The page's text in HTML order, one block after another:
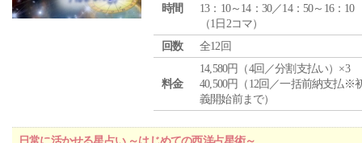
時間
13：10～14：30／14：50～16：10
（1日2コマ）
回数
全12回
料金
14,580円（4回／分割支払い）×3
40,500円（12回／一括前納支払※
義開始前まで）